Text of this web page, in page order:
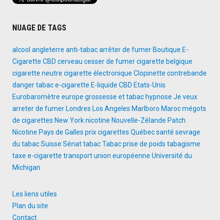
NUAGE DE TAGS
alcool angleterre anti-tabacarrêter de fumer Boutique E-
Cigarette CBD cerveau cesser de fumercigarette belgique
cigarette neutre cigarette électronique Clopinette contrebande
danger tabace-cigarette E-liquide CBD Etats-Unis
Eurobaromètre europe grossesse et tabac hypnose Je veux
arreter de fumer Londres Los Angeles Marlboro Marocmégots
de cigarettes New Yorknicotine Nouvelle-Zélande Patch
Nicotine Pays de Galles prix cigarettes Québecsanté sevrage
du tabacSuisse SénattabacTabac prise de poids tabagisme
taxe e-cigarette transportunion européenne Université du
Michigan
Les liens utiles
Plan du site
Contact